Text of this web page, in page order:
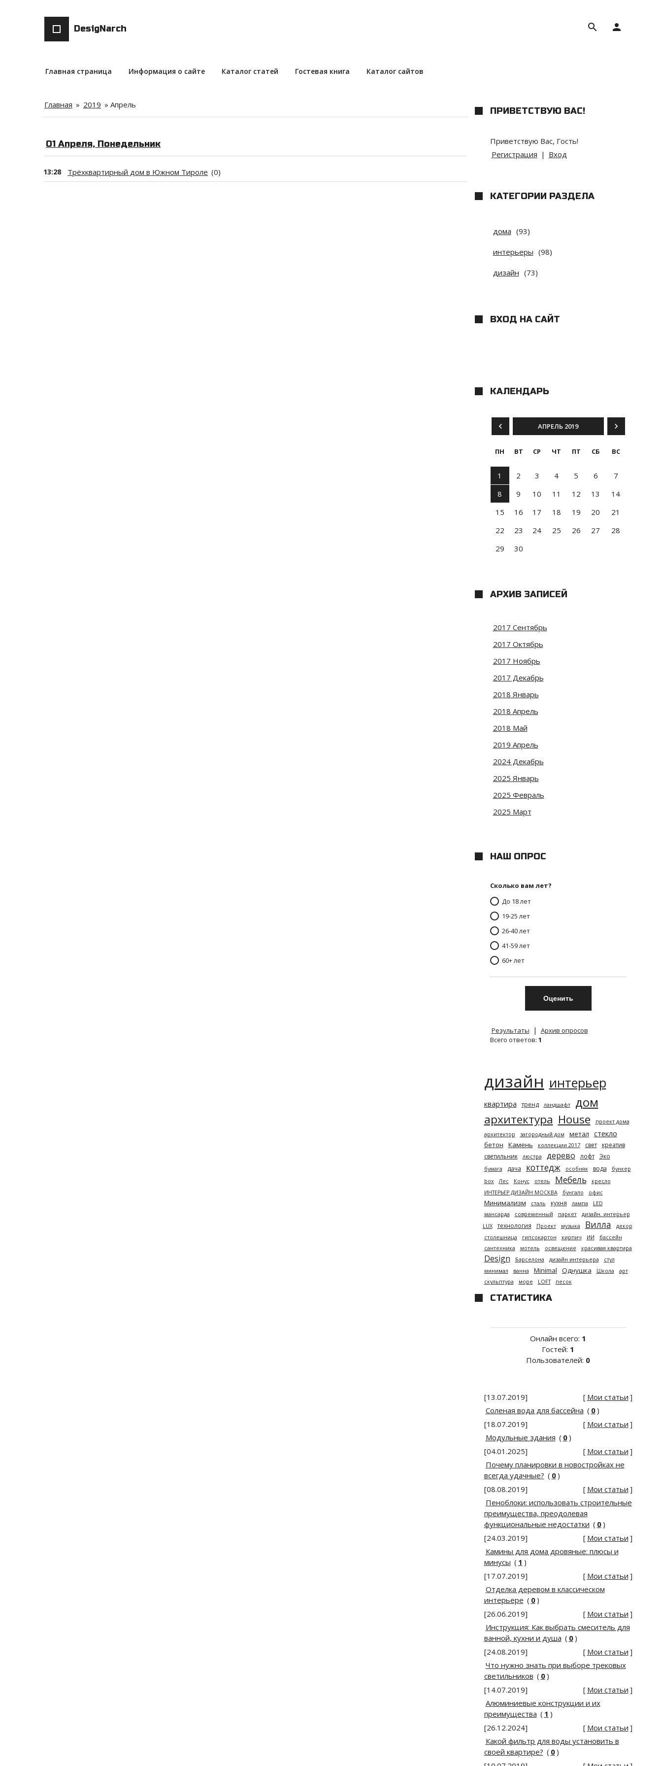
DesigNarch person
search
Главная страница Информация о сайте Каталог статей Гостевая книга Каталог сайтов
Главная » 2019 » Апрель
01 Апреля, Понедельник
13:28 Трёхквартирный дом в Южном Тироле (0)
ПРИВЕТСТВУЮ ВАС!
Приветствую Вас, Гость!
Регистрация | Вход
КАТЕГОРИИ РАЗДЕЛА
дома (93)
интерьеры (98)
дизайн (73)
ВХОД НА САЙТ
КАЛЕНДАРЬ
АПРЕЛЬ 2019
ПН ВТ СР ЧТ ПТ СБ ВС
1 2 3 4 5 6
7
8
9 10 11 12 13
14
15
16 17 18 19 20
21
22
23 24 25 26 27
28
29
30
АРХИВ ЗАПИСЕЙ
2017 Сентябрь
2017 Октябрь
2017 Ноябрь
2017 Декабрь
2018 Январь
2018 Апрель
2018 Май
2019 Апрель
2024 Декабрь
2025 Январь
2025 Февраль
2025 Март
НАШ ОПРОС
Сколько вам лет?
До 18 лет
19-25 лет
26-40 лет
41-59 лет
60+ лет
Результаты |
Архив опросов
Всего ответов: 1
дизайн интерьер
квартира тренд ландшафт дом
архитектура House
проект дома
архитектор
загородный дом метал стекло
бетон Камень коллекции 2017 свет
креатив
светильник
люстра дерево лофт Эко
бумага дача коттедж особняк вода
бункер
box
Лес Конус отель Мебель
кресло
ИНТЕРЬЕР ДИЗАЙН МОСКВА
бунгало офис
Минимализм сталь кухня лампа
LED
мансарда
современный паркет
дизайн. интерьер
LUX
технология Проект музыка Вилла
декор
столешница
гипсокартон кирпич ИИ
бассейн
сантехника
мотель освещение красивая квартира
Design Барселона дизайн интерьера
стул
минимал
ванна Minimal Однушка Школа
арт
скульптура
море LOFT песок
СТАТИСТИКА
Онлайн всего: 1
Гостей: 1
Пользователей: 0
[13.07.2019] [ Мои статьи ]
Соленая вода для бассейна ( 0)
[18.07.2019]
[ Мои статьи ]
Модульные здания ( 0)
[04.01.2025]
[ Мои статьи ]
Почему планировки в новостройках не
всегда удачные? ( 0)
[08.08.2019]
[ Мои статьи ]
Пеноблоки: использовать строительные
преимущества, преодолевая
функциональные недостатки ( 0)
[24.03.2019]
[ Мои статьи ]
Камины для дома дровяные: плюсы и
минусы ( 1 )
[17.07.2019]
[ Мои статьи ]
Отделка деревом в классическом
интерьере ( 0)
[26.06.2019]
[ Мои статьи ]
Инструкция: Как выбрать смеситель для
ванной, кухни и душа ( 0)
[24.08.2019]
[ Мои статьи ]
Что нужно знать при выборе трековых
светильников ( 0)
[14.07.2019]
[ Мои статьи ]
Алюминиевые конструкции и их
преимущества ( 1 )
[26.12.2024]
[ Мои статьи ]
Какой фильтр для воды установить в
своей квартире? ( 0)